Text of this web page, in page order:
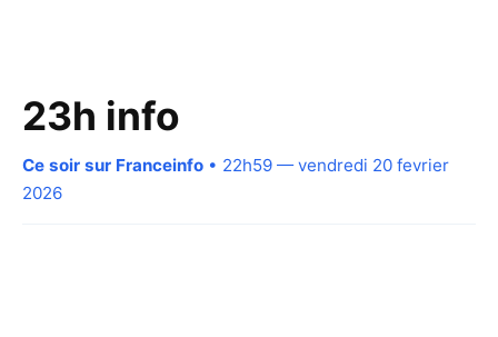
23h info
Ce soir sur Franceinfo • 22h59 — vendredi 20 fevrier
2026